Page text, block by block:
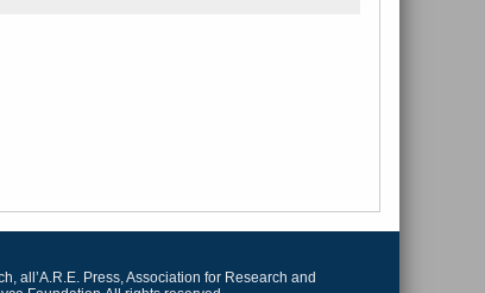
all’A.R.E. Press, Association for Research and